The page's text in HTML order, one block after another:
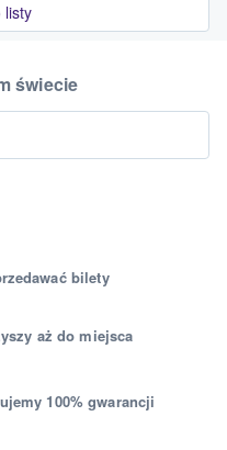
listy
bilety
aż do miejsca
100% gwarancji
świecie